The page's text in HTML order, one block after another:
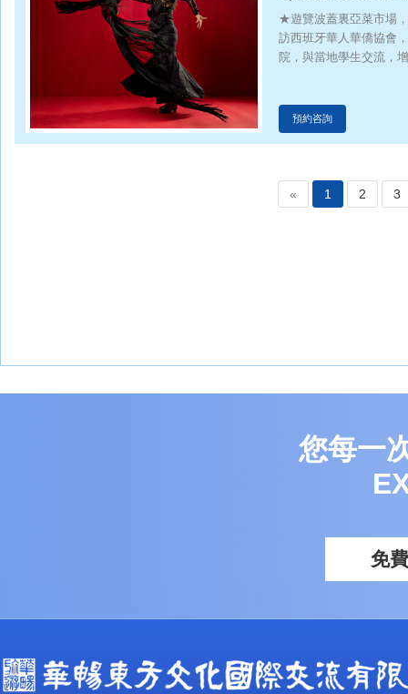
★遊覽波蓋裏亞菜市場
訪西班牙華人華僑協會
院，與當地學生交流，
預約咨詢
« 1 2 3
您每一
免